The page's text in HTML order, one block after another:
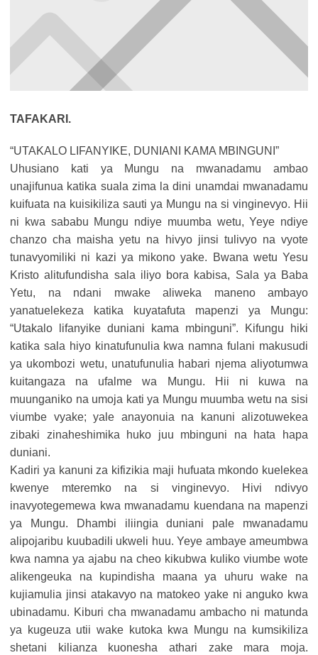
TAFAKARI.
“UTAKALO LIFANYIKE, DUNIANI KAMA MBINGUNI”
Uhusiano kati ya Mungu na mwanadamu ambao
unajifunua katika suala zima la dini unamdai mwanadamu
kuifuata na kuisikiliza sauti ya Mungu na si vinginevyo. Hii
ni kwa sababu Mungu ndiye muumba wetu, Yeye ndiye
chanzo cha maisha yetu na hivyo jinsi tulivyo na vyote
tunavyomiliki ni kazi ya mikono yake. Bwana wetu Yesu
Kristo alitufundisha sala iliyo bora kabisa, Sala ya Baba
Yetu, na ndani mwake aliweka maneno ambayo
yanatuelekeza katika kuyatafuta mapenzi ya Mungu:
“Utakalo lifanyike duniani kama mbinguni”. Kifungu hiki
katika sala hiyo kinatufunulia kwa namna fulani makusudi
ya ukombozi wetu, unatufunulia habari njema aliyotumwa
kuitangaza na ufalme wa Mungu. Hii ni kuwa na
muunganiko na umoja kati ya Mungu muumba wetu na sisi
viumbe vyake; yale anayonuia na kanuni alizotuwekea
zibaki zinaheshimika huko juu mbinguni na hata hapa
duniani.
Kadiri ya kanuni za kifizikia maji hufuata mkondo kuelekea
kwenye mteremko na si vinginevyo. Hivi ndivyo
inavyotegemewa kwa mwanadamu kuendana na mapenzi
ya Mungu. Dhambi iliingia duniani pale mwanadamu
alipojaribu kuubadili ukweli huu. Yeye ambaye ameumbwa
kwa namna ya ajabu na cheo kikubwa kuliko viumbe wote
alikengeuka na kupindisha maana ya uhuru wake na
kujiamulia jinsi atakavyo na matokeo yake ni anguko kwa
ubinadamu. Kiburi cha mwanadamu ambacho ni matunda
ya kugeuza utii wake kutoka kwa Mungu na kumsikiliza
shetani kilianza kuonesha athari zake mara moja.